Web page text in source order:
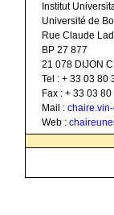
Institut
Université de
Rue Claude
BP 27 877
21 078 DIJON
Tel : + 33 03 80
Fax : + 33 03
Mail :
Web :